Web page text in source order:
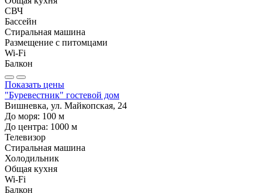
СВЧ
Бассейн
Стиральная машина
Размещение с питомцами
Wi-Fi
Балкон
Показать цены
"Буревестник" гостевой дом
Вишневка, ул. Майкопская, 24
До моря: 100 м
До центра: 1000 м
Телевизор
Стиральная машина
Холодильник
Общая кухня
Wi-Fi
Балкон